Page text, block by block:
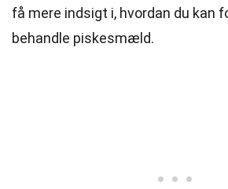
få mere indsigt i, hvordan du kan
behandle piskesmæld.